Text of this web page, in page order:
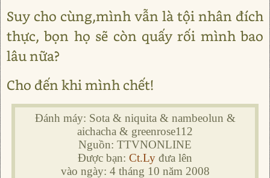
Suy cho cùng,mình vẫn là tội nhân đích
thực, bọn họ sẽ còn quấy rối mình bao
lâu nữa?
Cho đến khi mình chết!
Đánh máy: Sota & niquita & nambeolun &
aichacha & greenrose112
Nguồn: TTVNONLINE
Được bạn: Ct.Ly đưa lên
vào ngày: 4 tháng 10 năm 2008